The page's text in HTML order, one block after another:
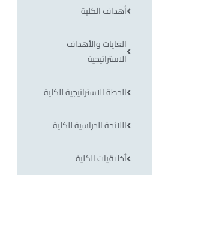
أهداف الكلية
الغايات والأهداف
الاستراتيجية
الخطة الاستراتيجية للكلية
اللائحة الدراسية للكلية
أخلاقيات الكلية